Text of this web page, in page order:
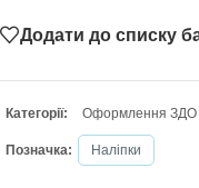
Додати до списку
Категорії: Оформлення ЗДО
Позначка: Наліпки